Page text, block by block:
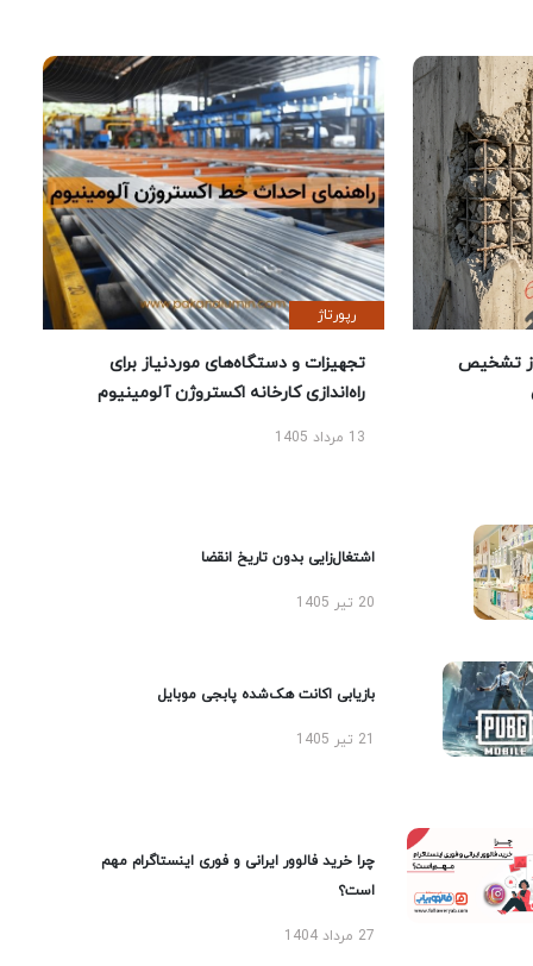
تشخیص
رپورتاژ
تجهیزات و دستگاه‌های موردنیاز برای
راه‌اندازی کارخانه اکستروژن آلومینیوم
13 مرداد 1405
اشتغال‌زایی بدون تاریخ انقضا
20 تیر 1405
بازیابی اکانت هک‌شده پابجی موبایل
چرا خرید فالوور ایرانی و فوری اینستاگرام مهم
است؟
27 مرداد 1404